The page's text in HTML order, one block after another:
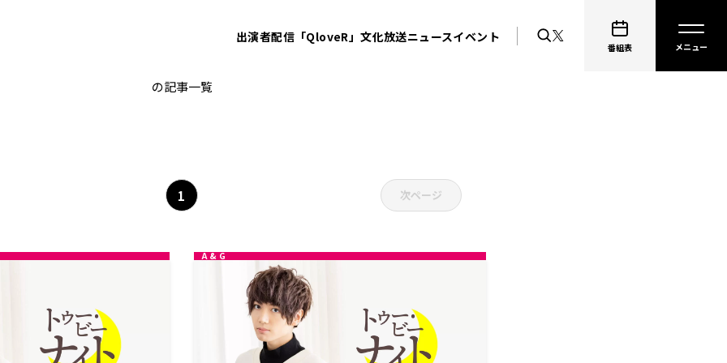
出演者配信「QloveR」文化放送ニュースイベント
番組表
の記事一覧
1 次ページ